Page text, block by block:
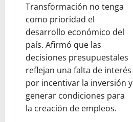
Transformación no tenga
como prioridad el
desarrollo económico del
país. Afirmó que las
decisiones presupuestales
reflejan una falta de interés
por incentivar la inversión y
generar condiciones para
la creación de empleos.